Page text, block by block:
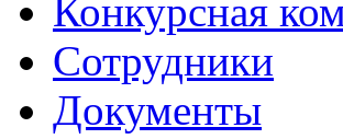
Конкурсная
Сотрудники
Документы